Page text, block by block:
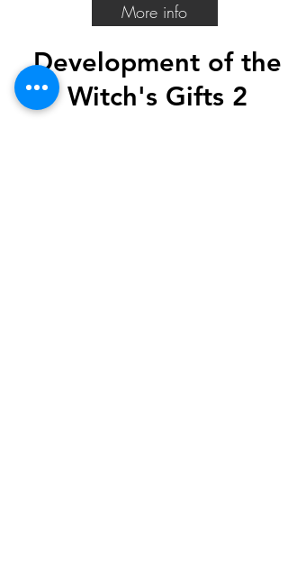
More info
Development of the
Witch's Gifts 2